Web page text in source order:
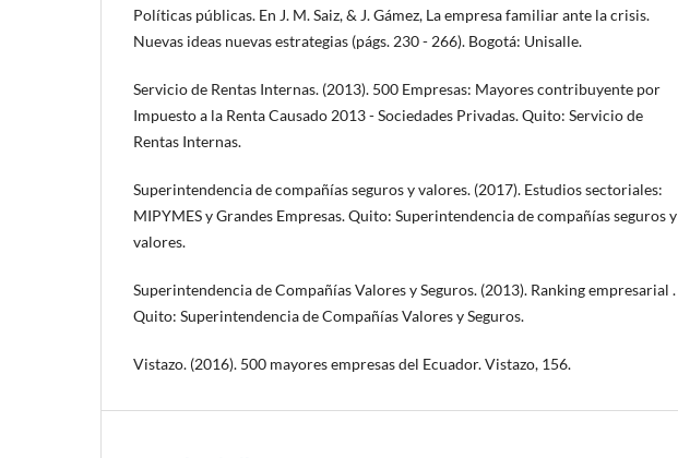
Políticas públicas. En J. M. Saiz, & J. Gámez, La empresa familiar ante la crisis.
Nuevas ideas nuevas estrategias (págs. 230 - 266). Bogotá: Unisalle.
Servicio de Rentas Internas. (2013). 500 Empresas: Mayores contribuyente por
Impuesto a la Renta Causado 2013 - Sociedades Privadas. Quito: Servicio de
Rentas Internas.
Superintendencia de compañías seguros y valores. (2017). Estudios sectoriales:
MIPYMES y Grandes Empresas. Quito: Superintendencia de compañías seguros y
valores.
Superintendencia de Compañías Valores y Seguros. (2013). Ranking empresarial .
Quito: Superintendencia de Compañías Valores y Seguros.
Vistazo. (2016). 500 mayores empresas del Ecuador. Vistazo, 156.